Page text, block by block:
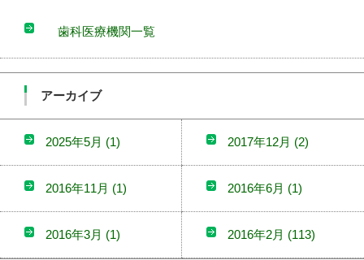
歯科医療機関一覧
アーカイブ
2025年5月 (1) 2017年12月 (2)
2016年11月 (1) 2016年6月 (1)
2016年3月 (1) 2016年2月 (113)